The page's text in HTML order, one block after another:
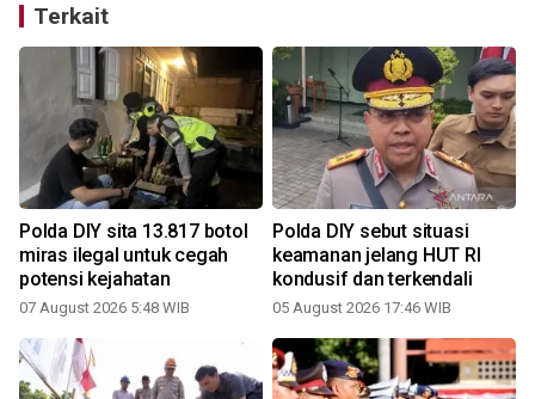
Terkait
Polda DIY sita 13.817 botol
miras ilegal untuk cegah
potensi kejahatan
07 August 2026 5:48 WIB
Polda DIY sebut situasi
keamanan jelang HUT RI
kondusif dan terkendali
05 August 2026 17:46 WIB